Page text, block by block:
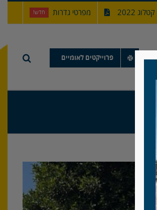
קטלוג 2022 מפרטי גדרות חדש!
פרוייקטים לאומיים